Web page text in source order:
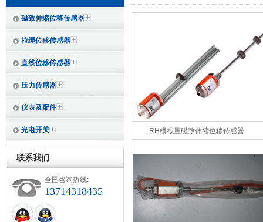
磁致伸缩位移传感器
拉绳位移传感器
直线位移传感器
压力传感器
仪表及配件
光电开关
联系我们
全国咨询热线:
13714318435
RH模拟量磁致伸缩位移传感器